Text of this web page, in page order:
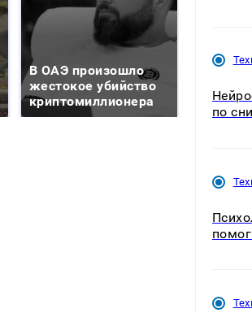
В ОАЭ произошло
жестокое убийство
криптомиллионера
по